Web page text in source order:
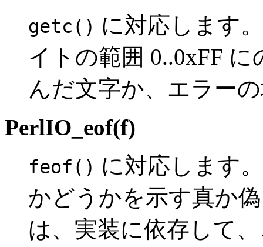
getc() に対応します
イトの範囲 0..0xFF
んだ文字か、エラー
PerlIO_eof(f)
feof() に対応します
かどうかを示す真か
は、実装に依存して